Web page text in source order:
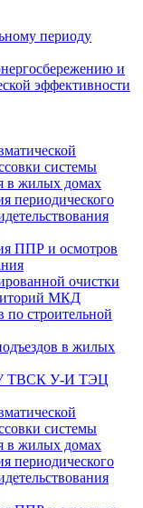
периоду
и
эффективности
системы
в жилых домах
периодического
ППР и осмотров
очистки
МКД
по строительной
в жилых
ТВСК У-И ТЭЦ
системы
в жилых домах
периодического